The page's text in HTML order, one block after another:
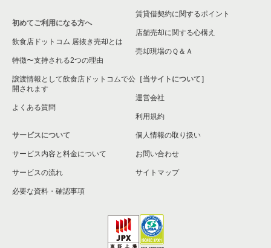
初めてご利用になる方へ
飲食店ドットコム 居抜き売却とは
特徴〜支持される2つの理由
譲渡情報として飲食店ドットコムで公
開されます
よくある質問
サービスについて
サービス内容と料金について
サービスの流れ
必要な資料・確認事項
賃貸借契約に関するポイント
店舗売却に関する心構え
売却現場のＱ＆Ａ
［当サイトについて］
運営会社
利用規約
個人情報の取り扱い
お問い合わせ
サイトマップ